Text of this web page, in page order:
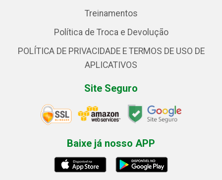
Treinamentos
Política de Troca e Devolução
POLÍTICA DE PRIVACIDADE E TERMOS DE USO DE
APLICATIVOS
Site Seguro
Baixe já nosso APP